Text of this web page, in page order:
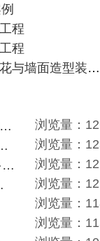
程
程
罗浮宫家居艺术中心（广州）GRG天花与墙面造型装饰工程
淄博专业GRG设计材料厂收费价位如何？
浏览量：
尖制造商付费付费多少？
浏览量：
重庆3217平方米GRG设计费用报价多少？
浏览量：
如何？
浏览量：
浏览量：
浏览量：